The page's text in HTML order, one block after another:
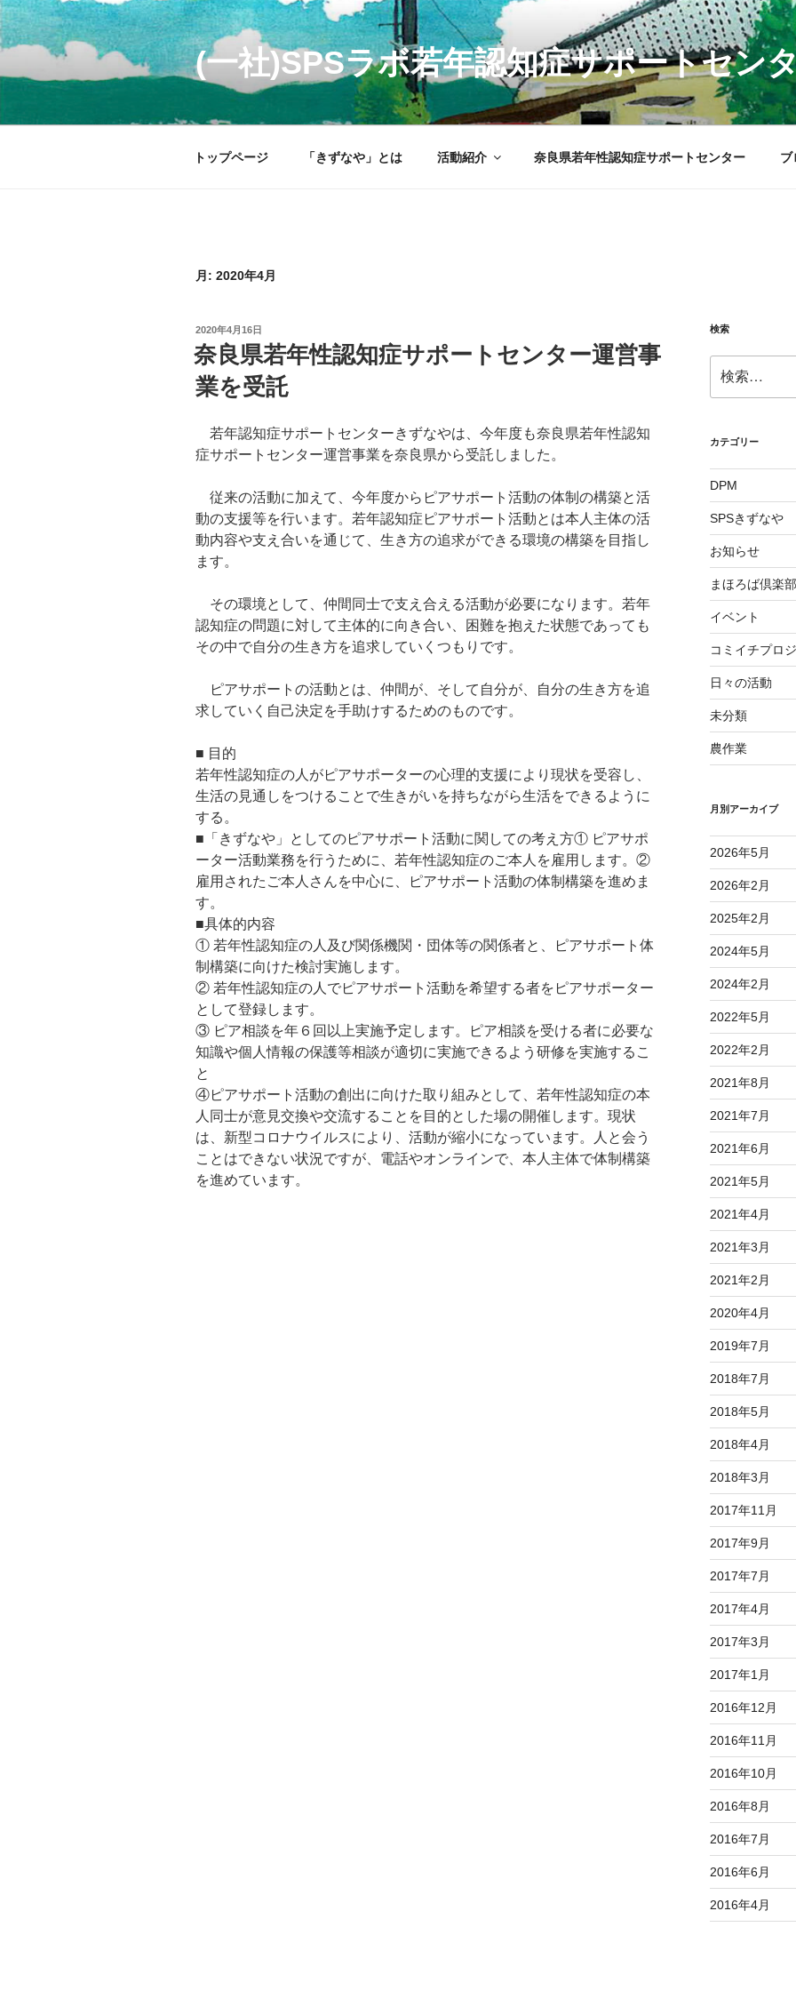
コ
ン
テ
ン
(一社)SPSラボ若年認知症サポートセン
トップページ 「きずなや」とは 活動紹介 奈良県若年性認知症サポートセンター ブ
月: 2020年4月
投
稿
日:
2020年4月16日
奈良県若年性認知症サポートセンター運営事
業を受託
若年認知症サポートセンターきずなやは、今年度も奈良県若年性認知
症サポートセンター運営事業を奈良県から受託しました。
従来の活動に加えて、今年度からピアサポート活動の体制の構築と活
動の支援等を行います。若年認知症ピアサポート活動とは本人主体の活
動内容や支え合いを通じて、生き方の追求ができる環境の構築を目指し
ます。
その環境として、仲間同士で支え合える活動が必要になります。若年
認知症の問題に対して主体的に向き合い、困難を抱えた状態であっても
その中で自分の生き方を追求していくつもりです。
ピアサポートの活動とは、仲間が、そして自分が、自分の生き方を追
求していく自己決定を手助けするためのものです。
■ 目的
若年性認知症の人がピアサポーターの心理的支援により現状を受容し、
生活の見通しをつけることで生きがいを持ちながら生活をできるように
する。
■「きずなや」としてのピアサポート活動に関しての考え方① ピアサポ
ーター活動業務を行うために、若年性認知症のご本人を雇用します。②
雇用されたご本人さんを中心に、ピアサポート活動の体制構築を進めま
す。
■具体的内容
① 若年性認知症の人及び関係機関・団体等の関係者と、ピアサポート体
制構築に向けた検討実施します。
② 若年性認知症の人でピアサポート活動を希望する者をピアサポーター
として登録します。
③ ピア相談を年６回以上実施予定します。ピア相談を受ける者に必要な
知識や個人情報の保護等相談が適切に実施できるよう研修を実施するこ
と
④ピアサポート活動の創出に向けた取り組みとして、若年性認知症の本
人同士が意見交換や交流することを目的とした場の開催します。現状
は、新型コロナウイルスにより、活動が縮小になっています。人と会う
ことはできない状況ですが、電話やオンラインで、本人主体で体制構築
を進めています。
検索
索:
カテゴリー
DPM
SPSきずなや
お知らせ
まほろば倶楽部
イベント
コミイチプロ
日々の活動
未分類
農作業
月別アーカイブ
2026年5月
2026年2月
2025年2月
2024年5月
2024年2月
2022年5月
2022年2月
2021年8月
2021年7月
2021年6月
2021年5月
2021年4月
2021年3月
2021年2月
2020年4月
2019年7月
2018年7月
2018年5月
2018年4月
2018年3月
2017年11月
2017年9月
2017年7月
2017年4月
2017年3月
2017年1月
2016年12月
2016年11月
2016年10月
2016年8月
2016年7月
2016年6月
2016年4月